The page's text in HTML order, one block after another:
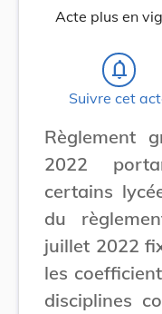
Acte plus en
notifications_none
Suivre cet
Règlement
2022
certains
du
juillet 2022
les
disciplines